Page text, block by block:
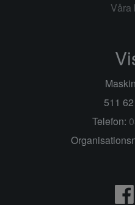
Våra
511
Telefon: